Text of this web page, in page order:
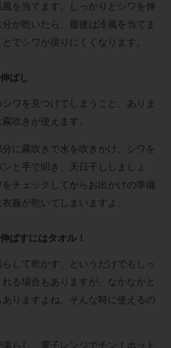
を当てます。しっかりとシワを伸
が乾いたら、最後は冷風を当てま
でシワが戻りにくくなります。
ばし
ワを見つけてしまうこと、ありま
吹きが使えます。
に霧吹きで水を吹きかけ、シワを
と手で叩き、天日干ししましょ
チェックしてからお出かけの準備
服が乾いてしまいますよ。
ばすにはタオル！
して乾かす、というだけでもしっ
る場合もありますが、なかなかと
りますよね。そんな時に使えるの
らし、電子レンジでチン！ホット